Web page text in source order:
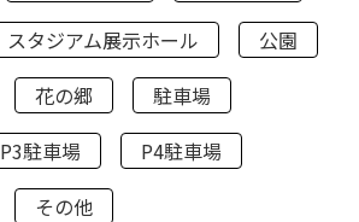
スタジアム展示ホール
公園
花の郷
駐車場
P3駐車場
P4駐車場
その他